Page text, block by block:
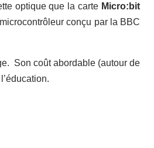
optique que la carte Micro:bit
conçu par la BBC
Son coût abordable (autour de